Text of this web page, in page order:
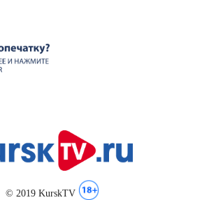
© 2019 KurskTV